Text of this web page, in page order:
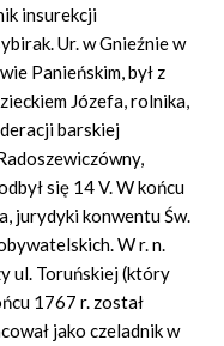
insurekcji
Ur. w Gnieźnie w
Panieńskim, był z
Józefa, rolnika,
barskiej
się 14 V. W końcu
jurydyki konwentu Św.
W r. n.
ul. Toruńskiej (który
1767 r. został
jako czeladnik w